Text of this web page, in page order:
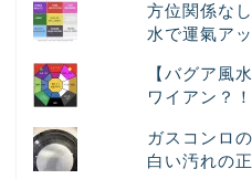
方位関係な
水で運氣ア
【バグア風
ワイアン？！
ガスコンロ
白い汚れの